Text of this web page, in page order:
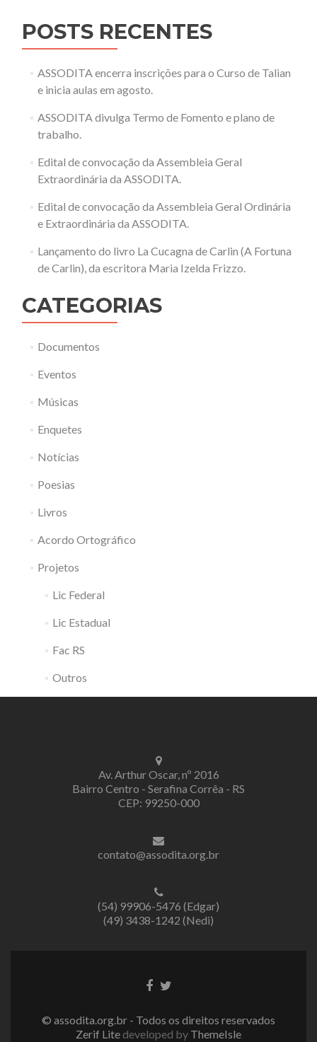
POSTS RECENTES
ASSODITA encerra inscrições para o Curso de Talian
e inicia aulas em agosto.
ASSODITA divulga Termo de Fomento e plano de
trabalho.
Edital de convocação da Assembleia Geral
Extraordinária da ASSODITA.
Edital de convocação da Assembleia Geral Ordinária
e Extraordinária da ASSODITA.
Lançamento do livro La Cucagna de Carlin (A Fortuna
de Carlin), da escritora Maria Izelda Frizzo.
CATEGORIAS
Documentos
Eventos
Músicas
Enquetes
Notícias
Poesias
Livros
Acordo Ortográfico
Projetos
Lic Federal
Lic Estadual
Fac RS
Outros
Av. Arthur Oscar, nº 2016
Bairro Centro - Serafina Corrêa - RS
CEP: 99250-000
contato@assodita.org.br
(54) 99906-5476 (Edgar)
(49) 3438-1242 (Nedi)
LinkLink
© assodita.org.br - Todos os direitos reservados
Zerif Lite developed by ThemeIsle